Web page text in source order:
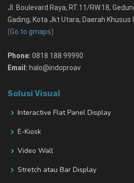
Jl. Boulevard Raya, RT.11/RW.18,
Gading, Kota Jkt Utara, Daerah
(Go to gmaps)
Phone: 0818 188 99990
Email: halo@indoproav
Solusi Visual
Interactive Flat Panel Display
E-Kiosk
Video Wall
Stretch atau Bar Display